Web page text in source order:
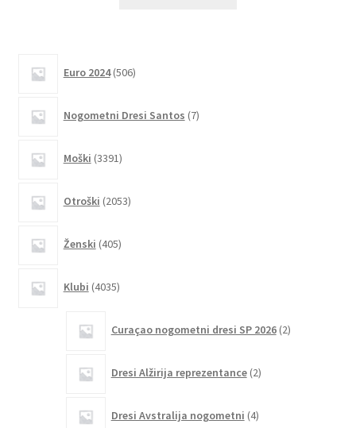
Euro 2024 506izdelkov
Nogometni Dresi Santos 7izdelkov
Moški 3391izdelkov
Otroški 2053izdelkov
Ženski 405izdelkov
Klubi 4035izdelkov
Curaçao nogometni dresi SP 2026 2izdelka
Dresi Alžirija reprezentance 2izdelka
Dresi Avstralija nogometni 4izdelki